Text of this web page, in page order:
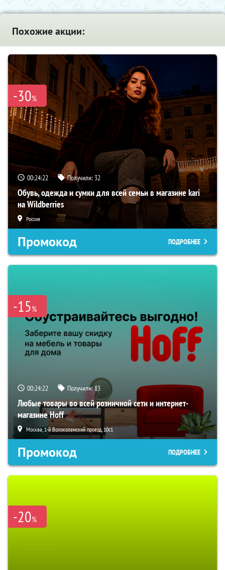
Похожие акции:
-30%
00:24:21 Получили: 32
Обувь, одежда и сумки для всей семьи в магазине kari
на Wildberries
Россия
Промокод ПОДРОБНЕЕ
-15%
00:24:21 Получили:83
Любые товары во всей розничной сети и интернет-
магазине Hoff
Москва, 1-й Волоколамский проезд, 10с1
Промокод ПОДРОБНЕЕ
-20%